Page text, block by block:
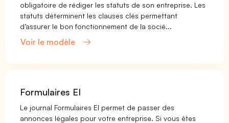
obligatoire de rédiger les statuts de son entreprise. Les
statuts déterminent les clauses clés permettant
d’assurer le bon fonctionnement de la socié...
Voir le modèle
Formulaires EI
Le journal Formulaires EI permet de passer des
annonces légales pour votre entreprise. Si vous êtes